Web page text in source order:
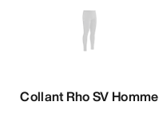
Collant Rho SV Homme